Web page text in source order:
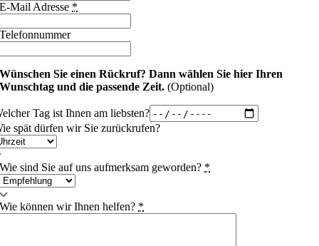
E-Mail Adresse *
Telefonnummer
Wünschen Sie einen Rückruf? Dann wählen Sie hier Ihren
Wunschtag und die passende Zeit.(Optional)
Tag ist Ihnen am liebsten?
spät dürfen wir Sie zurückrufen?
Wie sind Sie auf uns aufmerksam geworden? *
Wie können wir Ihnen helfen? *